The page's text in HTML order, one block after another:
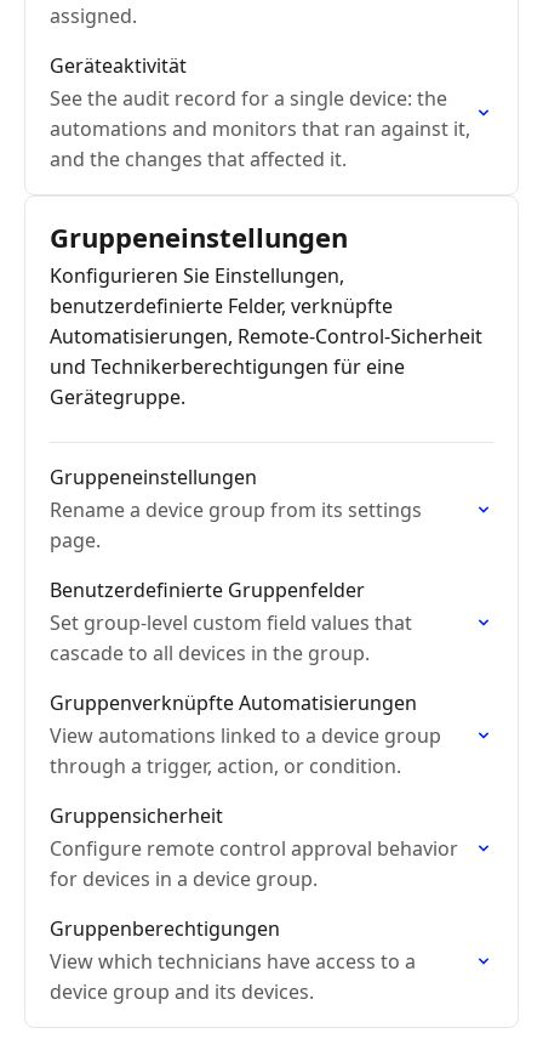
assigned.
Geräteaktivität
See the audit record for a single device: the
automations and monitors that ran against it,
and the changes that affected it.
Gruppeneinstellungen
Konfigurieren Sie Einstellungen,
benutzerdefinierte Felder, verknüpfte
Automatisierungen, Remote-Control-Sicherheit
und Technikerberechtigungen für eine
Gerätegruppe.
Gruppeneinstellungen
Rename a device group from its settings
page.
Benutzerdefinierte Gruppenfelder
Set group-level custom field values that
cascade to all devices in the group.
Gruppenverknüpfte Automatisierungen
View automations linked to a device group
through a trigger, action, or condition.
Gruppensicherheit
Configure remote control approval behavior
for devices in a device group.
Gruppenberechtigungen
View which technicians have access to a
device group and its devices.